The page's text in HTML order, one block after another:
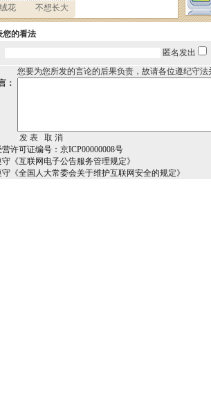
您的看法
匿名发出
您要为您所发的言论的后果负责，故请各位遵纪守
：
许可证编号：京ICP00000008号
《互联网电子公告服务管理规定》
《全国人大常委会关于维护互联网安全的规定》